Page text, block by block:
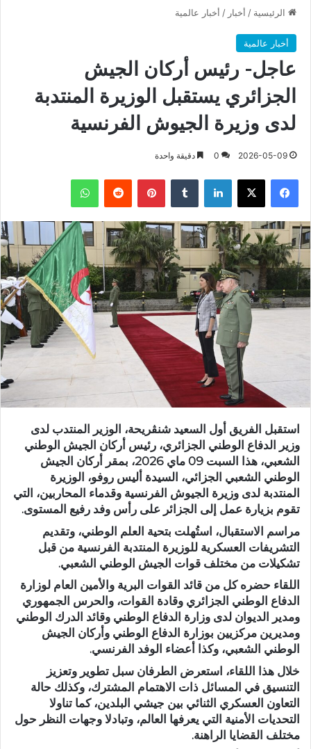
الرئيسية / أخبار / أخبار عالمية
أخبار عالمية
عاجل- رئيس أركان الجيش
الجزائري يستقبل الوزيرة المنتدبة
لدى وزيرة الجيوش الفرنسية
2026-05-09
0 دقيقة واحدة
فيسبوك X لينكدإن بينتيريست واتساب
استقبل الفريق أول السعيد شنڨريحة، الوزير المنتدب لدى
وزير الدفاع الوطني الجزائري، رئيس أركان الجيش الوطني
الشعبي، هذا السبت 09 ماي 2026، بمقر أركان الجيش
الوطني الشعبي الجزائي، السيدة أليس روفو، الوزيرة
المنتدبة لدى وزيرة الجيوش الفرنسية وقدماء المحاربين، التي
تقوم بزيارة عمل إلى الجزائر على رأس وفد رفيع المستوى.
مراسم الاستقبال، استُهلت بتحية العلم الوطني، وتقديم
التشريفات العسكرية للوزيرة المنتدبة الفرنسية من قبل
تشكيلات من مختلف قوات الجيش الوطني الشعبي.
اللقاء حضره كل من قائد القوات البرية والأمين العام لوزارة
الدفاع الوطني الجزائري وقادة القوات، والحرس الجمهوري
ومدير الديوان لدى وزارة الدفاع الوطني وقائد الدرك الوطني
ومديرين مركزيين بوزارة الدفاع الوطني وأركان الجيش
الوطني الشعبي، وكذا أعضاء الوفد الفرنسي.
خلال هذا اللقاء، استعرض الطرفان سبل تطوير وتعزيز
التنسيق في المسائل ذات الاهتمام المشترك، وكذلك حالة
التعاون العسكري الثنائي بين جيشي البلدين، كما تناولا
التحديات الأمنية التي يعرفها العالم، وتبادلا وجهات النظر حول
مختلف القضايا الراهنة.